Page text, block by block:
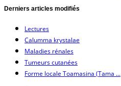
Derniers articles modifiés
Lectures
Calumma krystalae
Maladies rénales
Tumeurs cutanées
Forme locale Toamasina (Tama ...